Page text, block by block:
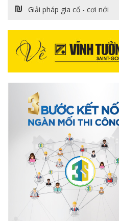
Giải pháp gia cố - cơi nới